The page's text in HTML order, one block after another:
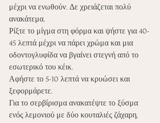
μέχρι να ενωθούν. Δε χρειάζεται πολύ
ανακάτεμα.
Ρίξτε το μίγμα στη φόρμα και ψήστε για 40-
45 λεπτά μέχρι να πάρει χρώμα και μια
οδοντογλυφίδα να βγαίνει στεγνή από το
εσωτερικό του κέικ.
Αφήστε το 5-10 λεπτά να κρυώσει και
ξεφορμάρετε.
Για το σερβίρισμα ανακατέψτε το ξύσμα
ενός λεμονιού με δύο κουταλιές ζάχαρη,